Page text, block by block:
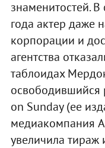
знаменитостей.
года актер даже
корпорации и
агентства
таблоидах
on Sunday (ее
медиакомпания
увеличила тираж